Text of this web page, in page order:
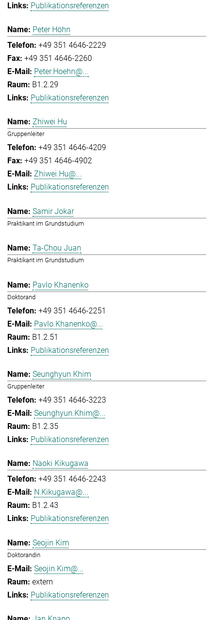
Publikationsreferenzen
Peter Höhn
+49 351 4646-2229
+49 351 4646-2260
Peter.Hoehn@...
B1.2.29
Publikationsreferenzen
Zhiwei Hu
Gruppenleiter
+49 351 4646-4209
+49 351 4646-4902
Zhiwei.Hu@...
Publikationsreferenzen
Samir Jokar
Praktikant im Grundstudium
Ta-Chou Juan
Praktikant im Grundstudium
Pavlo Khanenko
Doktorand
+49 351 4646-2251
Pavlo.Khanenko@...
B1.2.51
Publikationsreferenzen
Seunghyun Khim
Gruppenleiter
+49 351 4646-3223
Seunghyun.Khim@...
B1.2.35
Publikationsreferenzen
Naoki Kikugawa
+49 351 4646-2243
N.Kikugawa@...
B1.2.43
Publikationsreferenzen
Seojin Kim
Doktorandin
Seojin.Kim@...
extern
Publikationsreferenzen